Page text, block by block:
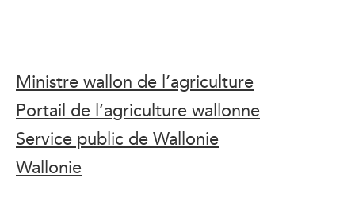
Ministre wallon de l’agriculture
Portail de l’agriculture wallonne
Service public de Wallonie
Wallonie